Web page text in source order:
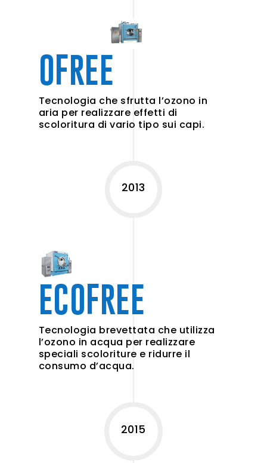
OFREE
Tecnologia che sfrutta l’ozono in
aria per realizzare effetti di
scoloritura di vario tipo sui capi.
2013
ECOFREE
Tecnologia brevettata che utilizza
l’ozono in acqua per realizzare
speciali scoloriture e ridurre il
consumo d’acqua.
2015